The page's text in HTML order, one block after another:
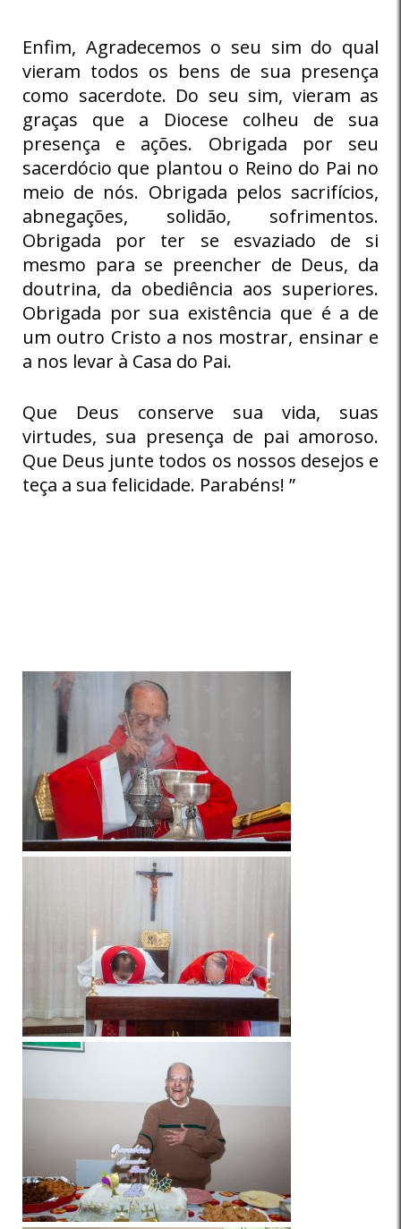
Enfim, Agradecemos o seu sim do qual
vieram todos os bens de sua presença
como sacerdote. Do seu sim, vieram as
graças que a Diocese colheu de sua
presença e ações. Obrigada por seu
sacerdócio que plantou o Reino do Pai no
meio de nós. Obrigada pelos sacrifícios,
abnegações, solidão, sofrimentos.
Obrigada por ter se esvaziado de si
mesmo para se preencher de Deus, da
doutrina, da obediência aos superiores.
Obrigada por sua existência que é a de
um outro Cristo a nos mostrar, ensinar e
a nos levar à Casa do Pai.
Que Deus conserve sua vida, suas
virtudes, sua presença de pai amoroso.
Que Deus junte todos os nossos desejos e
teça a sua felicidade. Parabéns! ”